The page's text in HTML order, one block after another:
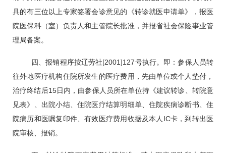
具的有三位以上专家签署会诊意见的《转诊就医申请单》，报医
院医保科（室）负责人和主管院长批准，并报省社会保险事业管
理局备案。
四、报销程序按辽劳社[2001]127号执行。即：参保人员转
往外地医疗机构住院所发生的医疗费用，先由单位或个人垫付，
治疗终结后15日内，由参保人员所在单位持《建议转诊、转院意
见表》、出院小结、住院医疗结算明细单、住院疾病诊断书、住
院病历和医嘱复印件、有效医疗费用收据及本人 IC卡，到转出医
院审核、报销。